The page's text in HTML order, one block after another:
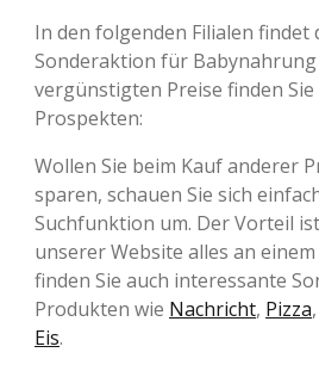
In den folgenden Filialen findet
Sonderaktion für Babynahrung
vergünstigten Preise finden
Prospekten:
Wollen Sie beim Kauf anderer
sparen, schauen Sie sich
Suchfunktion um. Der Vorteil
unserer Website alles an
finden Sie auch interessante
Produkten wie Nachricht, Pizza,
Eis.